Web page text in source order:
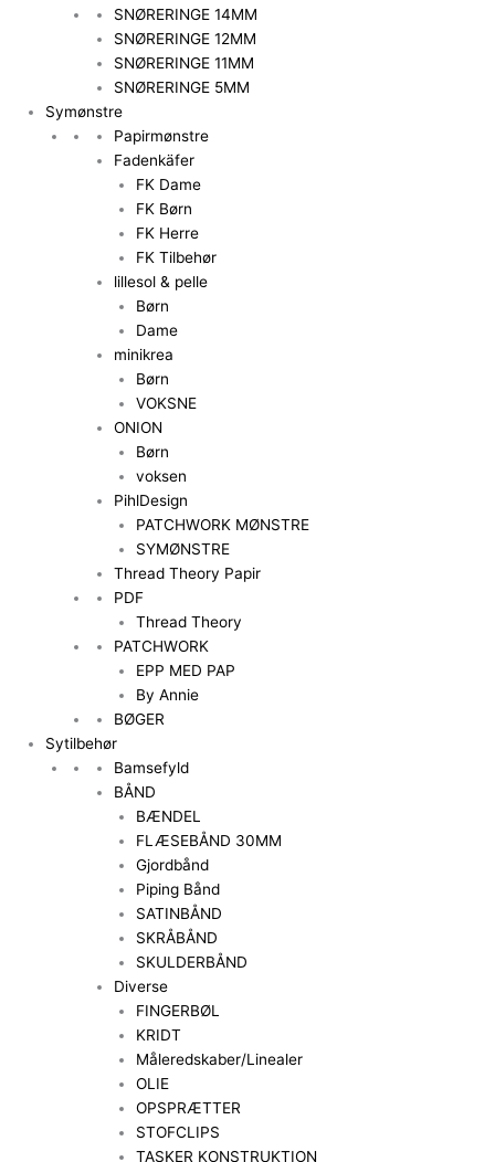
SNØRERINGE 14MM
SNØRERINGE 12MM
SNØRERINGE 11MM
SNØRERINGE 5MM
Symønstre
Papirmønstre
Fadenkäfer
FK Dame
FK Børn
FK Herre
FK Tilbehør
lillesol & pelle
Børn
Dame
minikrea
Børn
VOKSNE
ONION
Børn
voksen
PihlDesign
PATCHWORK MØNSTRE
SYMØNSTRE
Thread Theory Papir
PDF
Thread Theory
PATCHWORK
EPP MED PAP
By Annie
BØGER
Sytilbehør
Bamsefyld
BÅND
BÆNDEL
FLÆSEBÅND 30MM
Gjordbånd
Piping Bånd
SATINBÅND
SKRÅBÅND
SKULDERBÅND
Diverse
FINGERBØL
KRIDT
Måleredskaber/Linealer
OLIE
OPSPRÆTTER
STOFCLIPS
TASKER KONSTRUKTION